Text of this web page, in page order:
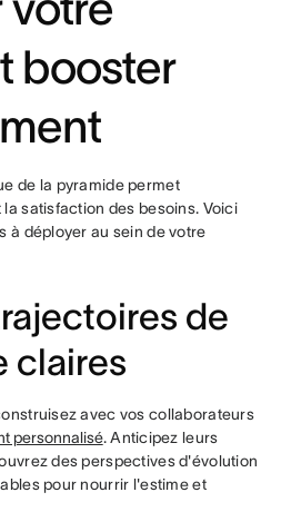
booster
de la pyramide permet
satisfaction des besoins. Voici
à déployer au sein de votre
de
claires
avec vos collaborateurs
personnalisé. Anticipez leurs
des perspectives d'évolution
pour nourrir l'estime et